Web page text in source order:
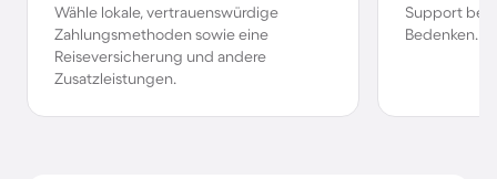
Wähle lokale, vertrauenswürdige
Zahlungsmethoden sowie eine
Reiseversicherung und andere
Zusatzleistungen.
Support bei
Bedenken.